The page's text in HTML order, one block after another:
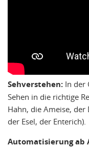
Sehverstehen: In der
Sehen in die richtige
Hahn, die Ameise,
der Esel, der Enterich).
Automatisierung ab